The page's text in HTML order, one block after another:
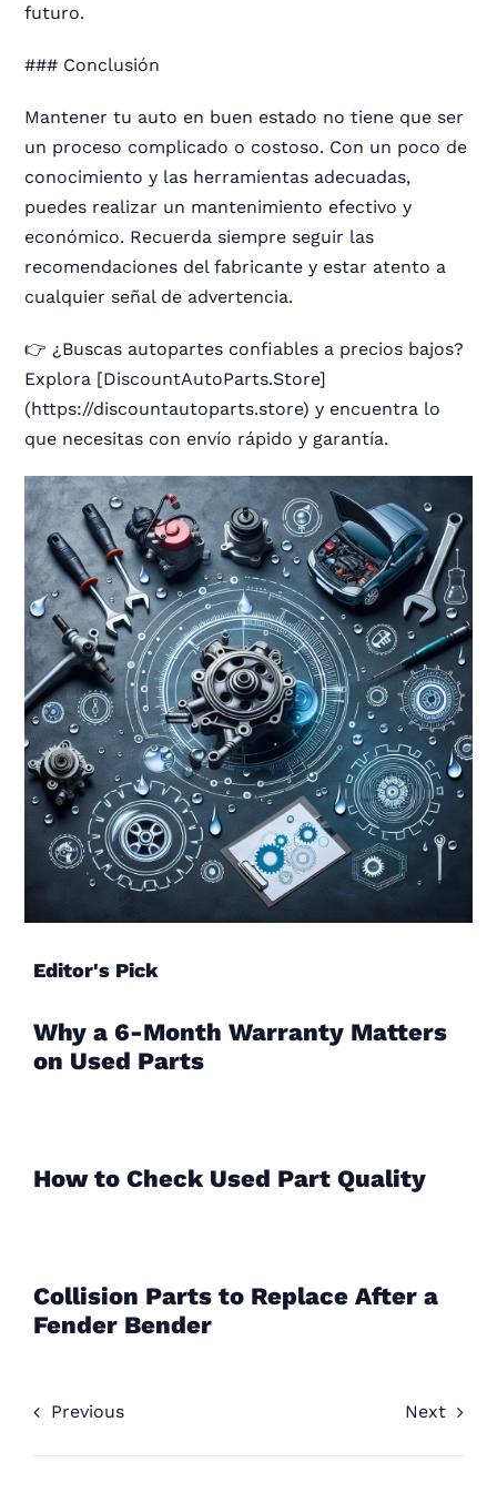
futuro.
### Conclusión
Mantener tu auto en buen estado no tiene que ser
un proceso complicado o costoso. Con un poco de
conocimiento y las herramientas adecuadas,
puedes realizar un mantenimiento efectivo y
económico. Recuerda siempre seguir las
recomendaciones del fabricante y estar atento a
cualquier señal de advertencia.
👉 ¿Buscas autopartes confiables a precios bajos?
Explora [DiscountAutoParts.Store]
(https://discountautoparts.store) y encuentra lo
que necesitas con envío rápido y garantía.
Editor's Pick
Why a 6-Month Warranty Matters
on Used Parts
How to Check Used Part Quality
Collision Parts to Replace After a
Fender Bender
Previous Next